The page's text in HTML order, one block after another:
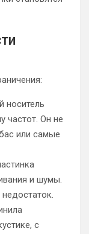
носитель
частот. Он не
или самые
и шумы.
с